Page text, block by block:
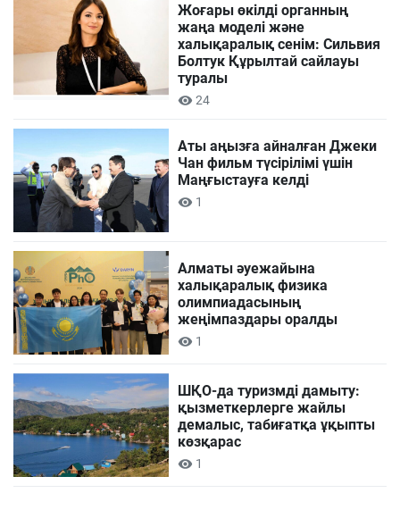
Жоғары өкілді органның
жаңа моделі және
халықаралық сенім: Сильвия
Болтук Құрылтай сайлауы
туралы
24
Аты аңызға айналған Джеки
Чан фильм түсірілімі үшін
Маңғыстауға келді
1
Алматы әуежайына
халықаралық физика
олимпиадасының
жеңімпаздары оралды
1
ШҚО-да туризмді дамыту:
қызметкерлерге жайлы
демалыс, табиғатқа ұқыпты
көзқарас
1